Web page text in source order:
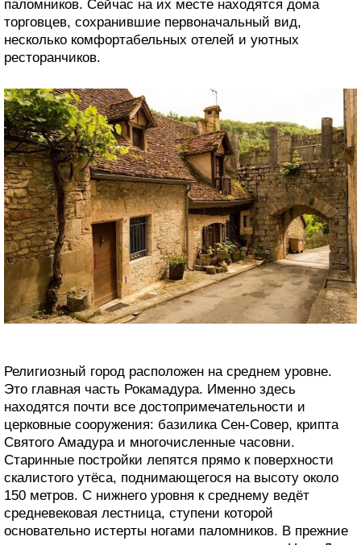
паломников. Сейчас на их месте находятся дома
торговцев, сохранившие первоначальный вид,
несколько комфортабельных отелей и уютных
ресторанчиков.
Религиозный город расположен на среднем уровне.
Это главная часть Рокамадура. Именно здесь
находятся почти все достопримечательности и
церковные сооружения: базилика Сен-Совер, крипта
Святого Амадура и многочисленные часовни.
Старинные постройки лепятся прямо к поверхности
скалистого утёса, поднимающегося на высоту около
150 метров. С нижнего уровня к среднему ведёт
средневековая лестница, ступени которой
основательно истерты ногами паломников. В прежние